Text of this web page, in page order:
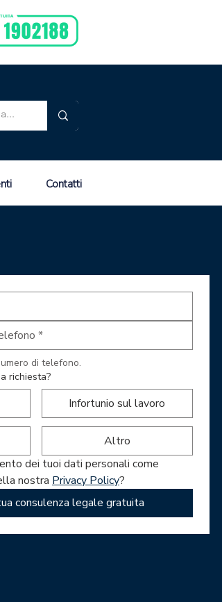
Contatti
richiesta?
Infortunio sul lavoro
Altro
dei tuoi dati personali come
nostra Privacy Policy?
consulenza legale gratuita